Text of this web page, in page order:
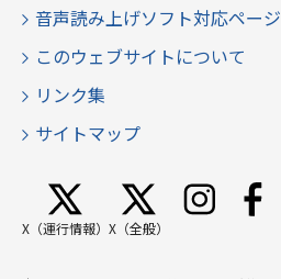
音声読み上げソフト対応ページ
このウェブサイトについて
リンク集
サイトマップ
X（運行情報） X（全般）